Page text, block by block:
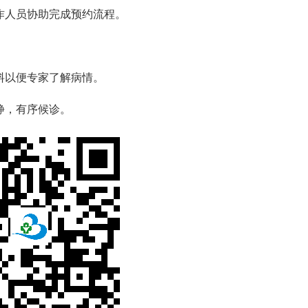
员协助完成预约流程。
便专家了解病情。
有序候诊。